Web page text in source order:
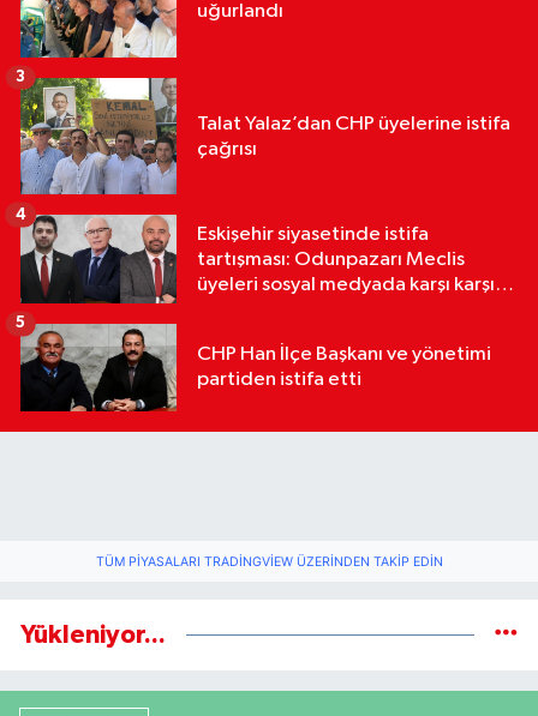
uğurlandı
Talat Yalaz’dan CHP üyelerine istifa
çağrısı
3
Eskişehir siyasetinde istifa
tartışması: Odunpazarı Meclis
üyeleri sosyal medyada karşı karşıya
4
CHP Han İlçe Başkanı ve yönetimi
partiden istifa etti
5
TÜM PIYASALARI TRADINGVIEW ÜZERINDEN TAKIP EDIN
Yükleniyor...